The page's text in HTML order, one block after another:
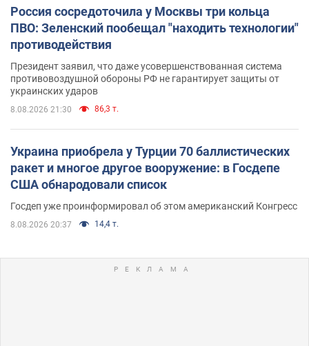
Россия сосредоточила у Москвы три кольца
ПВО: Зеленский пообещал "находить технологии"
противодействия
Президент заявил, что даже усовершенствованная система
противовоздушной обороны РФ не гарантирует защиты от
украинских ударов
8.08.2026 21:30 86,3 т.
Украина приобрела у Турции 70 баллистических
ракет и многое другое вооружение: в Госдепе
США обнародовали список
Госдеп уже проинформировал об этом американский Конгресс
8.08.2026 20:37 14,4 т.